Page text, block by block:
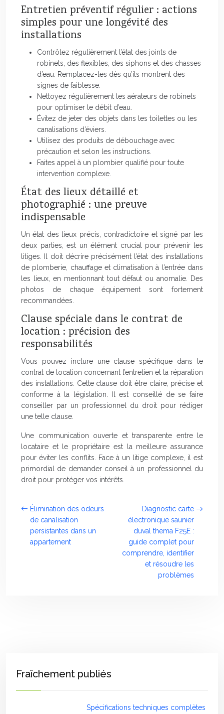
Entretien préventif régulier : actions
simples pour une longévité des
installations
Contrôlez régulièrement l’état des joints de
robinets, des flexibles, des siphons et des chasses
d’eau. Remplacez-les dès qu’ils montrent des
signes de faiblesse.
Nettoyez régulièrement les aérateurs de robinets
pour optimiser le débit d’eau.
Évitez de jeter des objets dans les toilettes ou les
canalisations d’éviers.
Utilisez des produits de débouchage avec
précaution et selon les instructions.
Faites appel à un plombier qualifié pour toute
intervention complexe.
État des lieux détaillé et
photographié : une preuve
indispensable
Un état des lieux précis, contradictoire et signé par les
deux parties, est un élément crucial pour prévenir les
litiges. Il doit décrire précisément l’état des installations
de plomberie, chauffage et climatisation à l’entrée dans
les lieux, en mentionnant tout défaut ou anomalie. Des
photos de chaque équipement sont fortement
recommandées.
Clause spéciale dans le contrat de
location : précision des
responsabilités
Vous pouvez inclure une clause spécifique dans le
contrat de location concernant l’entretien et la réparation
des installations. Cette clause doit être claire, précise et
conforme à la législation. Il est conseillé de se faire
conseiller par un professionnel du droit pour rédiger
une telle clause.
Une communication ouverte et transparente entre le
locataire et le propriétaire est la meilleure assurance
pour éviter les conflits. Face à un litige complexe, il est
primordial de demander conseil à un professionnel du
droit pour protéger vos intérêts.
Élimination des odeurs
de canalisation
persistantes dans un
appartement
Diagnostic carte
électronique saunier
duval thema F25E :
guide complet pour
comprendre, identifier
et résoudre les
problèmes
Fraîchement publiés
Spécifications techniques complètes